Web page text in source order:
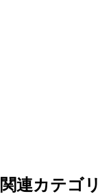
関連カテゴリ